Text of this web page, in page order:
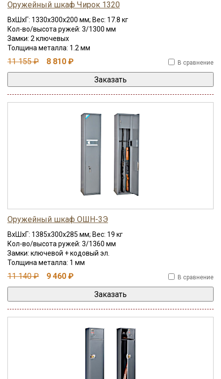
В сравнение
Оружейный шкаф Чирок 1320
ВхШхГ: 1330x300x200 мм; Вес: 17.8 кг
Кол-во/высота ружей: 3/1300 мм
Замки: 2 ключевых
Толщина металла: 1.2 мм
11 155 ₽ 8 810 ₽
В сравнение
Оружейный шкаф ОШН-3Э
ВхШхГ: 1385x300x285 мм; Вес: 19 кг
Кол-во/высота ружей: 3/1360 мм
Замки: ключевой + кодовый эл.
Толщина металла: 1 мм
11 140 ₽ 9 460 ₽